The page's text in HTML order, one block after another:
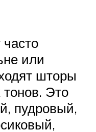
или
шторы
Это
пудровый,